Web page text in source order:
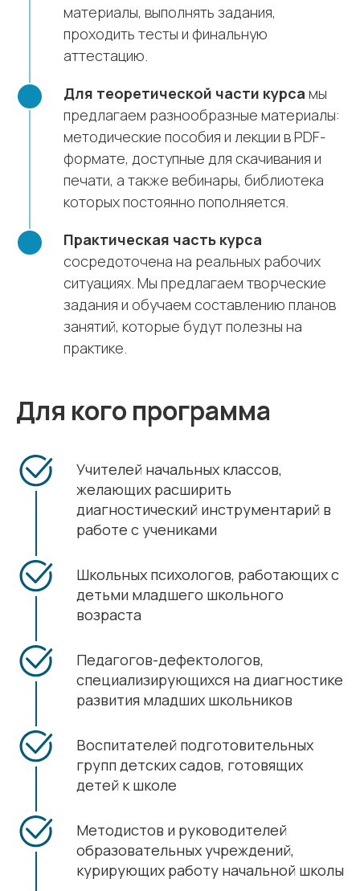
материалы, выполнять задания,
проходить тесты и финальную
аттестацию.
Для теоретической части курса мы
предлагаем разнообразные материалы:
методические пособия и лекции в PDF-
формате, доступные для скачивания и
печати, а также вебинары, библиотека
которых постоянно пополняется.
Практическая часть курса
сосредоточена на реальных рабочих
ситуациях. Мы предлагаем творческие
задания и обучаем составлению планов
занятий, которые будут полезны на
практике.
Для кого программа
Учителей начальных классов,
желающих расширить
диагностический инструментарий в
работе с учениками
Школьных психологов, работающих с
детьми младшего школьного
возраста
Педагогов-дефектологов,
специализирующихся на диагностике
развития младших школьников
Воспитателей подготовительных
групп детских садов, готовящих
детей к школе
Методистов и руководителей
образовательных учреждений,
курирующих работу начальной школы